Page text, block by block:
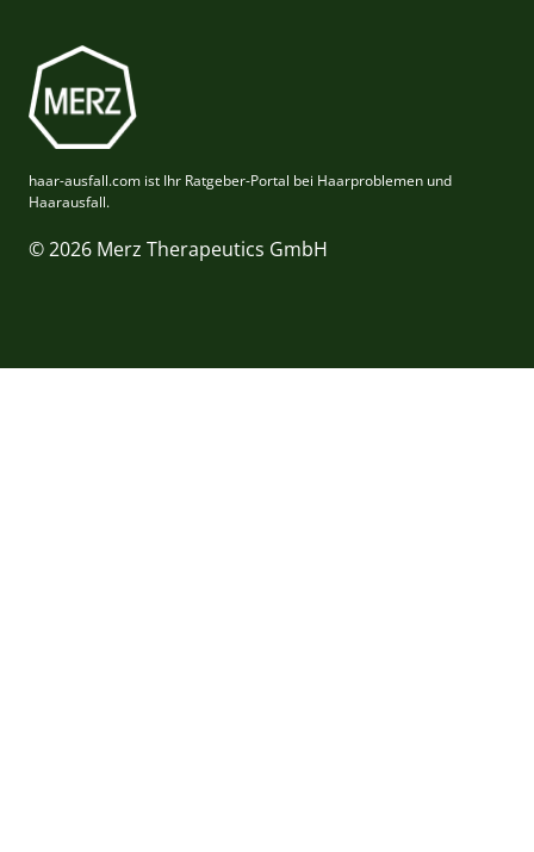
haar-ausfall.com ist Ihr Ratgeber-Portal bei Haarproblemen und
Haarausfall.
© 2026 Merz Therapeutics GmbH